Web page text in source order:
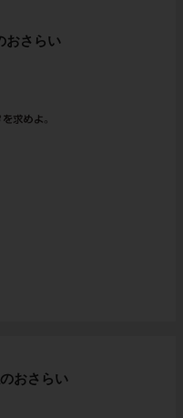
おさらい
おさらい